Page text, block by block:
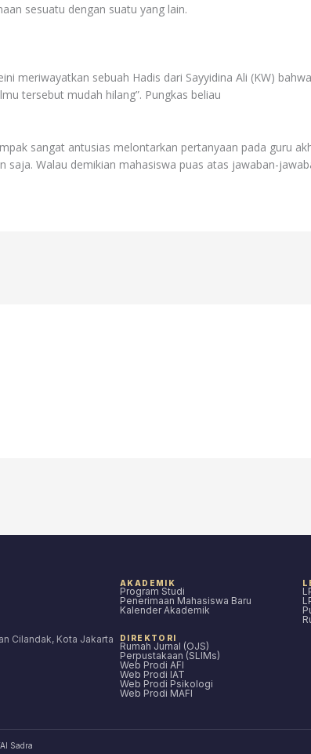
sesuatu dengan suatu yang lain.
meriwayatkan sebuah Hadis dari Sayyidina Ali (KW)
tersebut mudah hilang”. Pungkas beliau
sangat antusias melontarkan pertanyaan pada guru
saja. Walau demikian mahasiswa puas atas jawaban-
Cilandak, Kota Jakarta
AKADEMIK
Program Studi
Penerimaan Mahasiswa Baru
Kalender Akademik
DIREKTORI
Rumah Jurnal (OJS)
Perpustakaan (SLIMs)
Web Prodi AFI
Web Prodi IAT
Web Prodi Psikologi
Web Prodi MAFI
Sadra